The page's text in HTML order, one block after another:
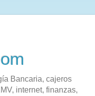
Bancaria, cajeros
internet, finanzas,